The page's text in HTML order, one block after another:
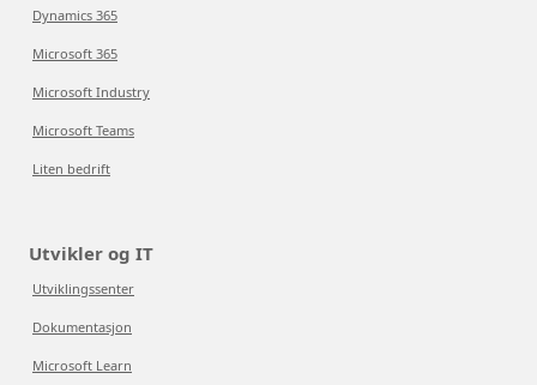
Dynamics 365
Microsoft 365
Microsoft Industry
Microsoft Teams
Liten bedrift
Utvikler og IT
Utviklingssenter
Dokumentasjon
Microsoft Learn